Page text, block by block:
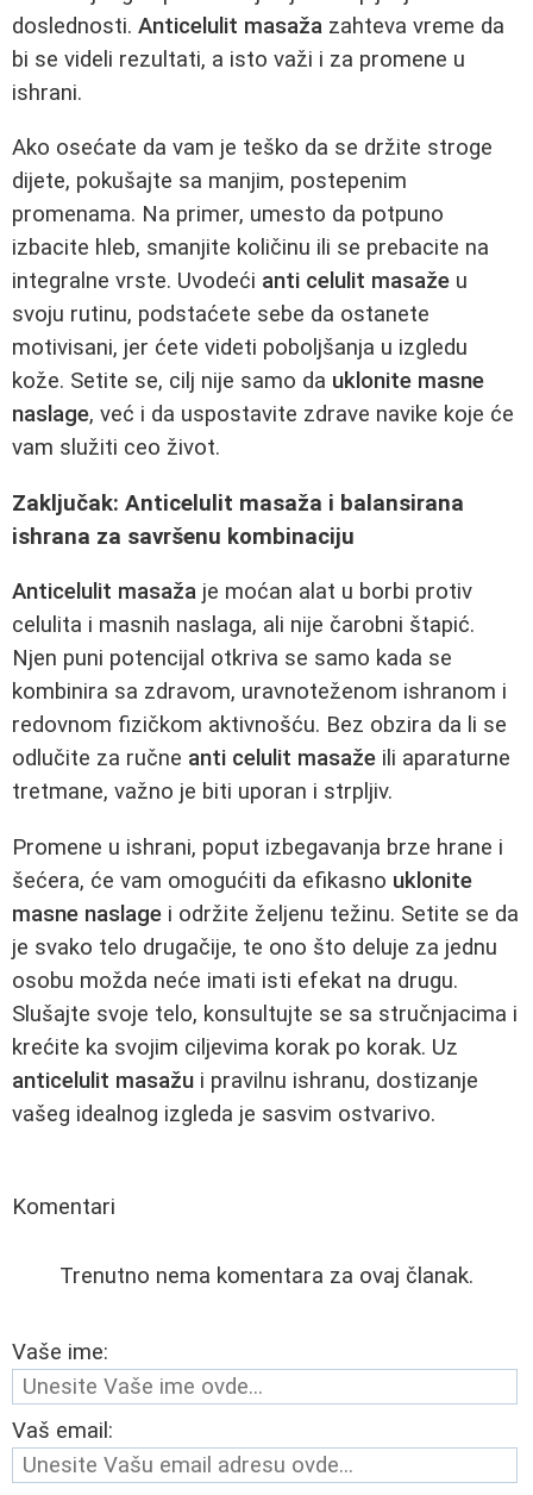
doslednosti. Anticelulit masaža zahteva vreme da
bi se videli rezultati, a isto važi i za promene u
ishrani.
Ako osećate da vam je teško da se držite stroge
dijete, pokušajte sa manjim, postepenim
promenama. Na primer, umesto da potpuno
izbacite hleb, smanjite količinu ili se prebacite na
integralne vrste. Uvodeći anti celulit masaže u
svoju rutinu, podstaćete sebe da ostanete
motivisani, jer ćete videti poboljšanja u izgledu
kože. Setite se, cilj nije samo da uklonite masne
naslage, već i da uspostavite zdrave navike koje će
vam služiti ceo život.
Zaključak: Anticelulit masaža i balansirana
ishrana za savršenu kombinaciju
Anticelulit masaža je moćan alat u borbi protiv
celulita i masnih naslaga, ali nije čarobni štapić.
Njen puni potencijal otkriva se samo kada se
kombinira sa zdravom, uravnoteženom ishranom i
redovnom fizičkom aktivnošću. Bez obzira da li se
odlučite za ručne anti celulit masaže ili aparaturne
tretmane, važno je biti uporan i strpljiv.
Promene u ishrani, poput izbegavanja brze hrane i
šećera, će vam omogućiti da efikasno uklonite
masne naslage i održite željenu težinu. Setite se da
je svako telo drugačije, te ono što deluje za jednu
osobu možda neće imati isti efekat na drugu.
Slušajte svoje telo, konsultujte se sa stručnjacima i
krećite ka svojim ciljevima korak po korak. Uz
anticelulit masažu i pravilnu ishranu, dostizanje
vašeg idealnog izgleda je sasvim ostvarivo.
Komentari
Trenutno nema komentara za ovaj članak.
Vaše ime:
Vaš email: